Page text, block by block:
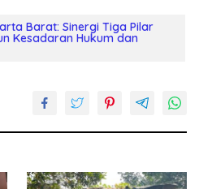
Barat: Sinergi Tiga Pilar
Kesadaran Hukum dan